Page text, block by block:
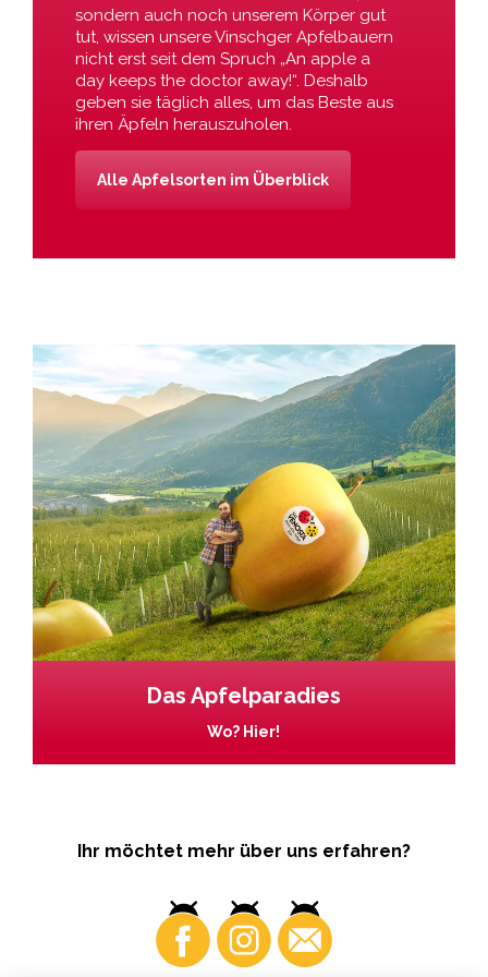
sondern auch noch unserem Körper gut
tut, wissen unsere Vinschger Apfelbauern
nicht erst seit dem Spruch „An apple a
day keeps the doctor away!“. Deshalb
geben sie täglich alles, um das Beste aus
ihren Äpfeln herauszuholen.
Alle Apfelsorten im Überblick
Das Apfelparadies
Wo? Hier!
Ihr möchtet mehr über uns erfahren?